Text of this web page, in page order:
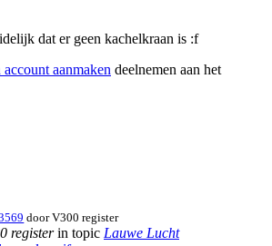
dat er geen kachelkraan is :f
account aanmaken deelnemen aan het
doorV300 register
registerin topic Lauwe Lucht